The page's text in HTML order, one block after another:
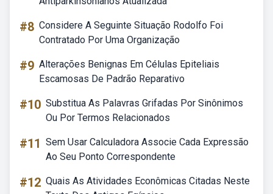
#8 Considere A Seguinte Situação Rodolfo Foi
Contratado Por Uma Organização
#9 Alterações Benignas Em Células Epiteliais
Escamosas De Padrão Reparativo
#10 Substitua As Palavras Grifadas Por Sinônimos
Ou Por Termos Relacionados
#11 Sem Usar Calculadora Associe Cada Expressão
Ao Seu Ponto Correspondente
#12 Quais As Atividades Econômicas Citadas Neste